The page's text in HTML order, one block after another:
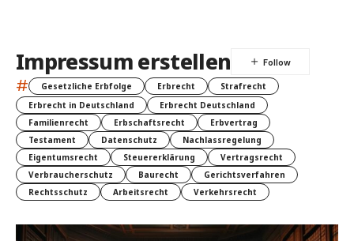
Impressum erstellen
# Gesetzliche Erbfolge Erbrecht
Strafrecht
Erbrecht in Deutschland
Erbrecht Deutschland
Familienrecht
Erbschaftsrecht
Erbvertrag
Testament
Datenschutz
Nachlassregelung
Eigentumsrecht
Steuererklärung
Vertragsrecht
Verbraucherschutz
Baurecht
Gerichtsverfahren
Rechtsschutz
Arbeitsrecht Verkehrsrecht